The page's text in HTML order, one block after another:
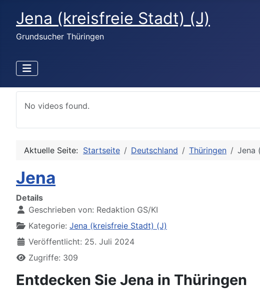
Jena (kreisfreie Stadt) (J)
Grundsucher Thüringen
No videos found.
Aktuelle Seite: Startseite Deutschland Thüringen Jena
Jena
Details
Geschrieben von: Redaktion GS/KI
Kategorie: Jena (kreisfreie Stadt) (J)
Veröffentlicht: 25. Juli 2024
Zugriffe: 309
Entdecken Sie Jena in Thüringen